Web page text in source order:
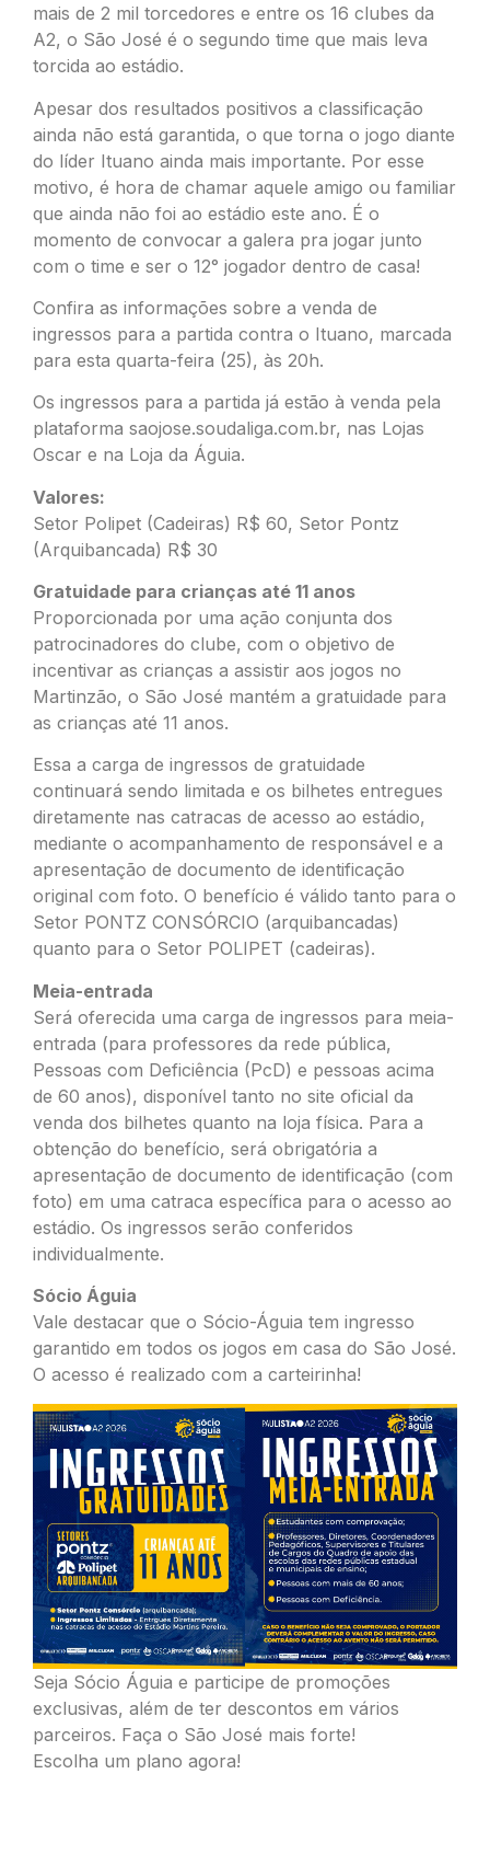
mais de 2 mil torcedores e entre os 16 clubes da
A2, o São José é o segundo time que mais leva
torcida ao estádio.
Apesar dos resultados positivos a classificação
ainda não está garantida, o que torna o jogo diante
do líder Ituano ainda mais importante. Por esse
motivo, é hora de chamar aquele amigo ou familiar
que ainda não foi ao estádio este ano. É o
momento de convocar a galera pra jogar junto
com o time e ser o 12° jogador dentro de casa!
Confira as informações sobre a venda de
ingressos para a partida contra o Ituano, marcada
para esta quarta-feira (25), às 20h.
Os ingressos para a partida já estão à venda pela
plataforma saojose.soudaliga.com.br, nas Lojas
Oscar e na Loja da Águia.
Valores:
Setor Polipet (Cadeiras) R$ 60, Setor Pontz
(Arquibancada) R$ 30
Gratuidade para crianças até 11 anos
Proporcionada por uma ação conjunta dos
patrocinadores do clube, com o objetivo de
incentivar as crianças a assistir aos jogos no
Martinzão, o São José mantém a gratuidade para
as crianças até 11 anos.
Essa a carga de ingressos de gratuidade
continuará sendo limitada e os bilhetes entregues
diretamente nas catracas de acesso ao estádio,
mediante o acompanhamento de responsável e a
apresentação de documento de identificação
original com foto. O benefício é válido tanto para o
Setor PONTZ CONSÓRCIO (arquibancadas)
quanto para o Setor POLIPET (cadeiras).
Meia-entrada
Será oferecida uma carga de ingressos para meia-
entrada (para professores da rede pública,
Pessoas com Deficiência (PcD) e pessoas acima
de 60 anos), disponível tanto no site oficial da
venda dos bilhetes quanto na loja física. Para a
obtenção do benefício, será obrigatória a
apresentação de documento de identificação (com
foto) em uma catraca específica para o acesso ao
estádio. Os ingressos serão conferidos
individualmente.
Sócio Águia
Vale destacar que o Sócio-Águia tem ingresso
garantido em todos os jogos em casa do São José.
O acesso é realizado com a carteirinha!
Seja Sócio Águia e participe de promoções
exclusivas, além de ter descontos em vários
parceiros. Faça o São José mais forte!
Escolha um plano agora!